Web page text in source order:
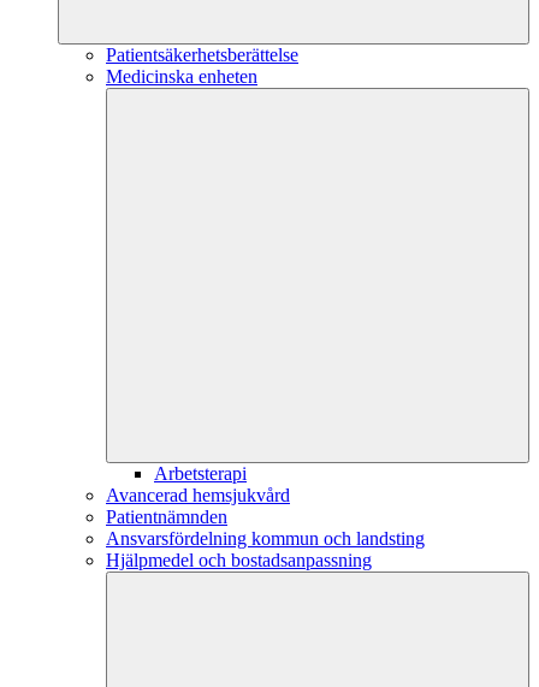
Patientsäkerhetsberättelse
Medicinska enheten
Arbetsterapi
Avancerad hemsjukvård
Patientnämnden
Ansvarsfördelning kommun och landsting
Hjälpmedel och bostadsanpassning